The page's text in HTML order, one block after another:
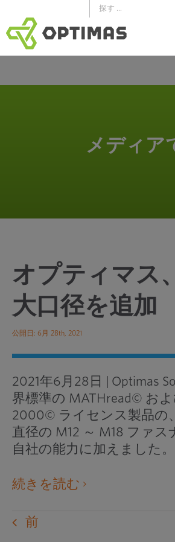
ン
テ
ン
メディア
オプティマス
大口径を追加
公開日: 6月 28th, 2021
2021年6月28日
Optimas
界標準の MATHread© およ
2000© ライセンス製品の
直径の M12 ～ M18 ファス
自社の能力に加えました。
続きを読む 外
前